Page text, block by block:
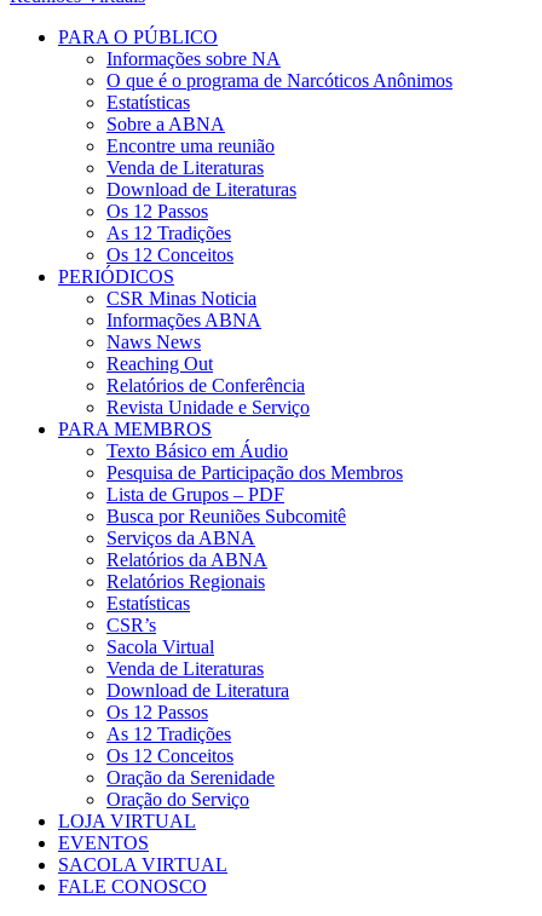
PARA O PÚBLICO
Informações sobre NA
O que é o programa de Narcóticos Anônimos
Estatísticas
Sobre a ABNA
Encontre uma reunião
Venda de Literaturas
Download de Literaturas
Os 12 Passos
As 12 Tradições
Os 12 Conceitos
PERIÓDICOS
CSR Minas Noticia
Informações ABNA
Naws News
Reaching Out
Relatórios de Conferência
Revista Unidade e Serviço
PARA MEMBROS
Texto Básico em Áudio
Pesquisa de Participação dos Membros
Lista de Grupos – PDF
Busca por Reuniões Subcomitê
Serviços da ABNA
Relatórios da ABNA
Relatórios Regionais
Estatísticas
CSR’s
Sacola Virtual
Venda de Literaturas
Download de Literatura
Os 12 Passos
As 12 Tradições
Os 12 Conceitos
Oração da Serenidade
Oração do Serviço
LOJA VIRTUAL
EVENTOS
SACOLA VIRTUAL
FALE CONOSCO